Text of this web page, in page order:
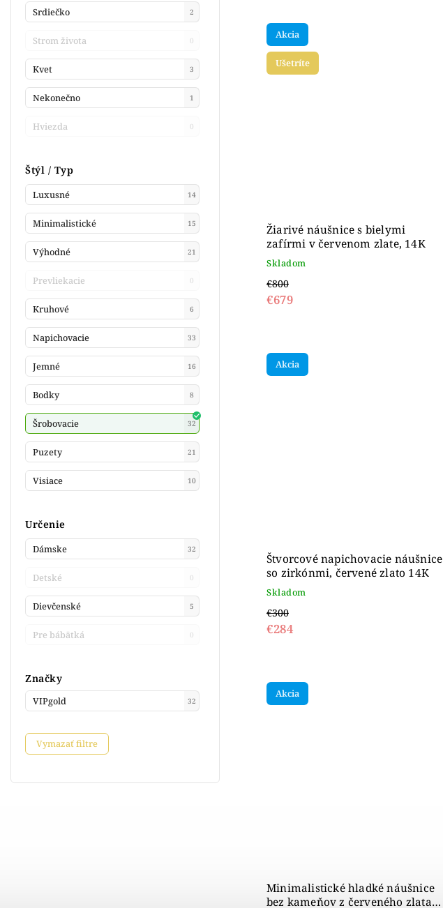
Značky
VIPgold 32
Srdiečko 2
Strom života 0
Kvet 3
Nekonečno 1
Hviezda 0
Štýl / Typ
Luxusné 14
Minimalistické 15
Výhodné 21
Prevliekacie 0
Kruhové 6
Napichovacie 33
Jemné 16
Bodky 8
Šrobovacie 32
Puzety 21
Visiace 10
Určenie
Dámske 32
Detské 0
Dievčenské 5
Pre bábätká 0
Vymazať filtre
Akcia
Ušetríte
Žiarivé náušnice s bielymi
zafírmi v červenom zlate, 14K
Skladom
€800
€679
Akcia
Štvorcové napichovacie náušnice
so zirkónmi, červené zlato 14K
Skladom
€300
€284
Akcia
Minimalistické hladké náušnice
bez kameňov z červeného zlata,